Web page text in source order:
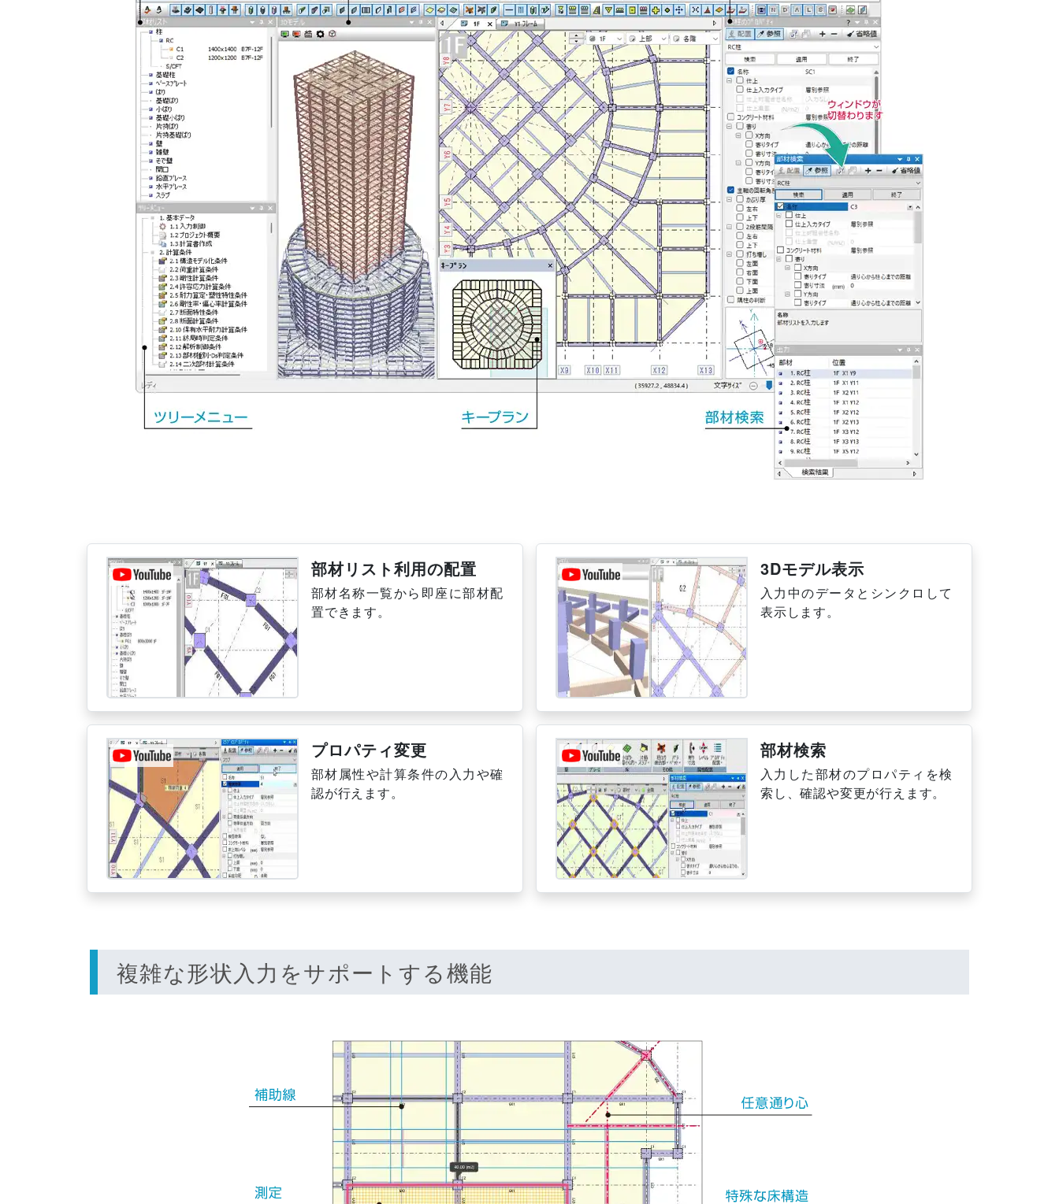
部材リスト利用の配置
部材名称一覧から即座に部材配
置できます。
3Dモデル表示
入力中のデータとシンクロして
表示します。
プロパティ変更
部材属性や計算条件の入力や確
認が行えます。
部材検索
入力した部材のプロパティを検
索し、確認や変更が行えます。
複雑な形状入力をサポートする機能